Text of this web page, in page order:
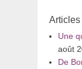
Articles
Une
août
De